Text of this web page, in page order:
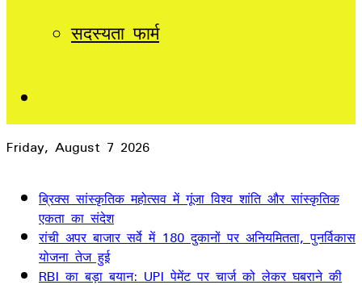
सदस्यता फार्म
Friday, August 7 2026
ब्रिक्स सांस्कृतिक महोत्सव में गूंजा विश्व शांति और सांस्कृतिक
एकता का संदेश
रांची अपर बाजार सर्वे में 180 दुकानों पर अनियमितता, पुनर्विकास
योजना तेज हुई
RBI का बड़ा बयान: UPI पेमेंट पर चार्ज को लेकर घबराने की